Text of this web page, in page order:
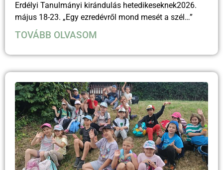
Erdélyi Tanulmányi kirándulás hetedikeseknek2026.
május 18-23. „Egy ezredévről mond mesét a szél…”
TOVÁBB OLVASOM